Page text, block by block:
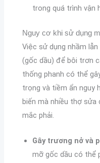
trong quá trình vận
Nguy cơ khi sử dụng
Việc sử dụng nhầm
(gốc dầu) để bôi trơn
thống phanh có thể
trọng và tiềm ẩn nguy
biến mà nhiều thợ sửa
mắc phải.
Gây trương nở và
mỡ gốc dầu có thể